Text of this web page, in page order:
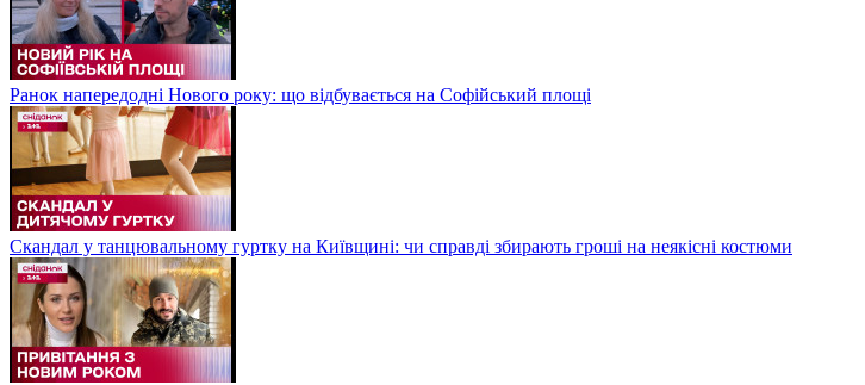
Ранок напередодні Нового року: що відбувається на Софійський площі
Скандал у танцювальному гуртку на Київщині: чи справді збирають гроші на неякісні костюми